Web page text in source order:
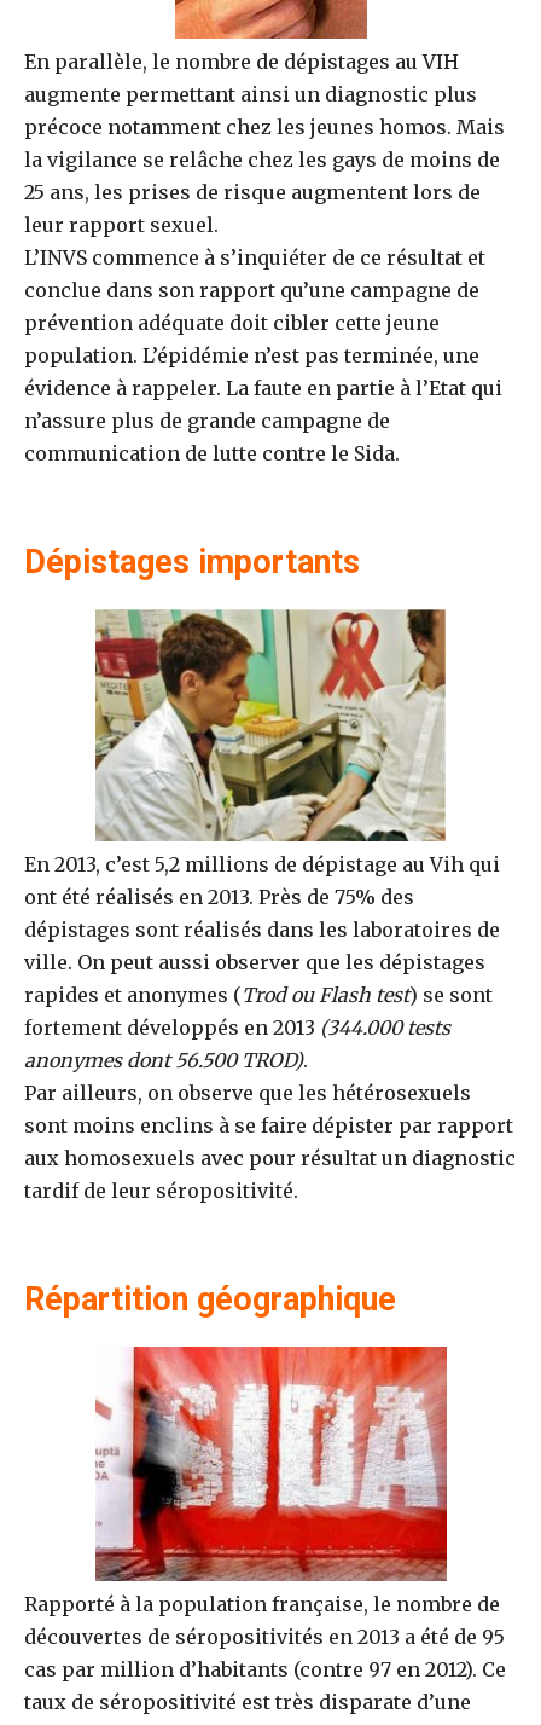
En parallèle, le nombre de dépistages au VIH
augmente permettant ainsi un diagnostic plus
précoce notamment chez les jeunes homos. Mais
la vigilance se relâche chez les gays de moins de
25 ans, les prises de risque augmentent lors de
leur rapport sexuel.
L’INVS commence à s’inquiéter de ce résultat et
conclue dans son rapport qu’une campagne de
prévention adéquate doit cibler cette jeune
population. L’épidémie n’est pas terminée, une
évidence à rappeler. La faute en partie à l’Etat qui
n’assure plus de grande campagne de
communication de lutte contre le Sida.
Dépistages importants
En 2013, c’est 5,2 millions de dépistage au Vih qui
ont été réalisés en 2013. Près de 75% des
dépistages sont réalisés dans les laboratoires de
ville. On peut aussi observer que les dépistages
rapides et anonymes (Trod ou Flash test) se sont
fortement développés en 2013 (344.000 tests
anonymes dont 56.500 TROD).
Par ailleurs, on observe que les hétérosexuels
sont moins enclins à se faire dépister par rapport
aux homosexuels avec pour résultat un diagnostic
tardif de leur séropositivité.
Répartition géographique
Rapporté à la population française, le nombre de
découvertes de séropositivités en 2013 a été de 95
cas par million d’habitants (contre 97 en 2012). Ce
taux de séropositivité est très disparate d’une